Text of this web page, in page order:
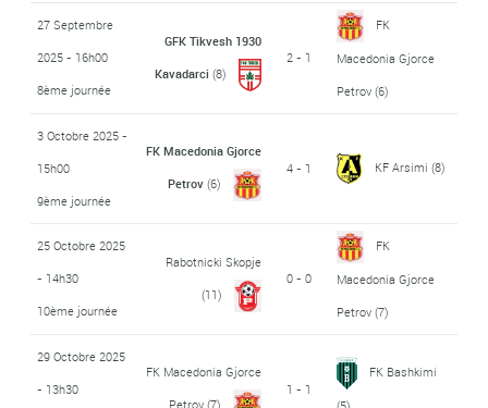
27 Septembre
2025 - 16h00
8ème journée
GFK Tikvesh 1930
Kavadarci (8)
2 - 1
FK
Macedonia Gjorce
Petrov(6)
3 Octobre 2025 -
15h00
9ème journée
FK Macedonia Gjorce
Petrov(6)
4 - 1 KF Arsimi (8)
25 Octobre 2025
- 14h30
10ème journée
Rabotnicki Skopje
(11)
0 - 0
FK
Macedonia Gjorce
Petrov(7)
29 Octobre 2025
- 13h30
FK Macedonia Gjorce
Petrov(7)
1 - 1
FK Bashkimi